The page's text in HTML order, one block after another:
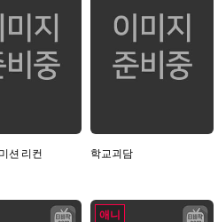
션 리컨 학교괴담
애니